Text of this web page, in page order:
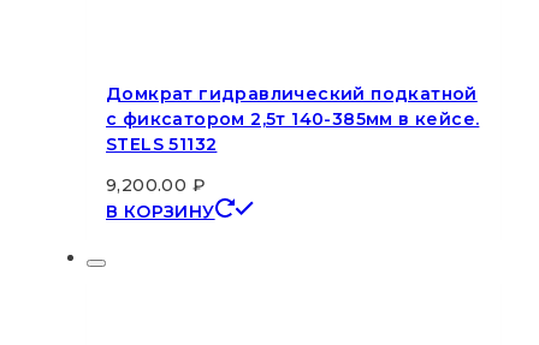
Домкрат гидравлический подкатной
с фиксатором 2,5т 140-385мм в кейсе.
STELS 51132
9,200.00 ₽
В КОРЗИНУ